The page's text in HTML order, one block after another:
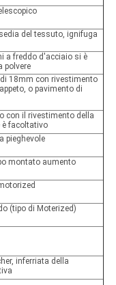
del tessuto, ignifuga
a freddo d'acciaio si è
polvere
18mm con rivestimento
o pavimento di
con il rivestimento della
è facoltativo
pieghevole
montato aumento
(tipo di Moterized)
inferriata della